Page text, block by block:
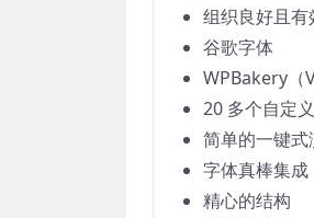
组织良好且有
谷歌字体
WPBakery（
20 多个自定
简单的一键式
字体真棒集成
精心的结构